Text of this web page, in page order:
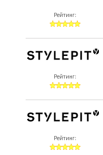
Рейтинг:
Рейтинг:
Рейтинг: